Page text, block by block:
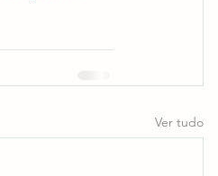
Ver tudo